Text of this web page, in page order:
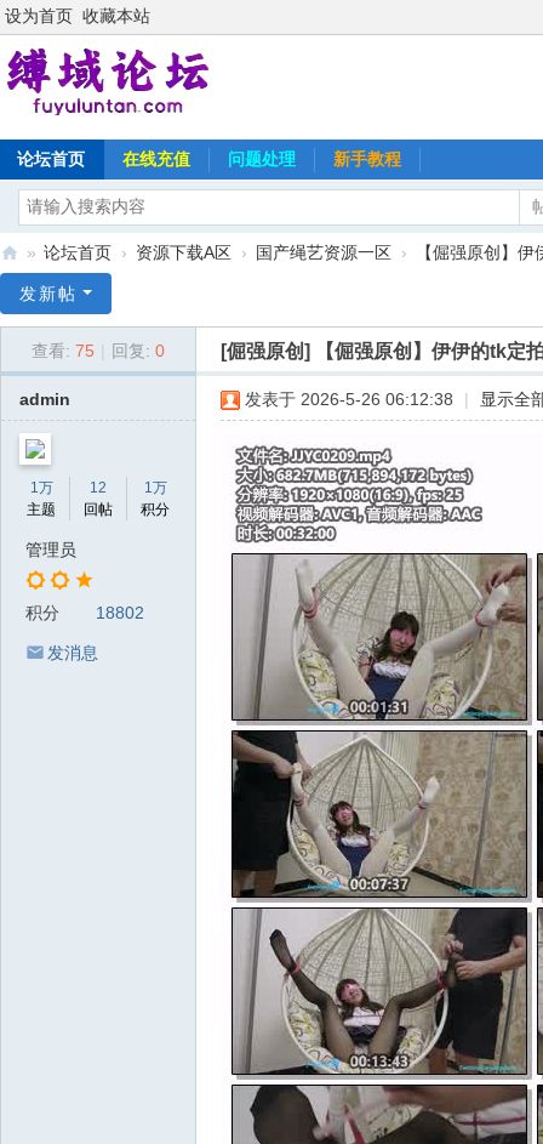
设为首页 收藏本站
论坛首页 在线充值 问题处理 新手教程
域
» 论坛首页 › 资源下载A区 › 国产绳艺资源一区 › 【倔强原创】伊
发新帖
查看: 75 回复: 0 [倔强原创] 【倔强原创】伊伊的tk定
admin
1万
主题
12
回帖
1万
积分
管理员
积分 18802
发消息
发表于 2026-5-26 06:12:38 显示全